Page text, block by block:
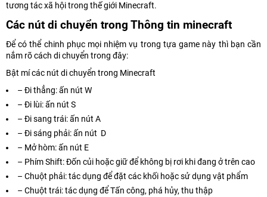
tương tác xã hội trong thế giới Minecraft.
Các nút di chuyển trong Thông tin minecraft
Để có thể chinh phục mọi nhiệm vụ trong tựa game này thì bạn cần
nắm rõ cách di chuyển trong đây:
Bật mí các nút di chuyển trong Minecraft
– Đi thẳng: ấn nút W
– Đi lùi: ấn nút S
– Đi sang trái: ấn nút A
– Đi sáng phải: ấn nút D
– Mở hòm: ấn nút E
– Phím Shift: Đốn củi hoặc giữ để không bị rơi khi đang ở trên cao
– Chuột phải: tác dụng để đặt các khối hoặc sử dụng vật phẩm
– Chuột trái: tác dụng để Tấn công, phá hủy, thu thập